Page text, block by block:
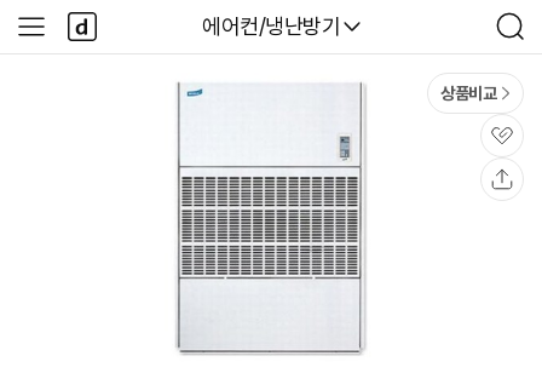
다나와
에어컨/냉난방기
검
색
사
이
다
나
와
상품비교
관
심